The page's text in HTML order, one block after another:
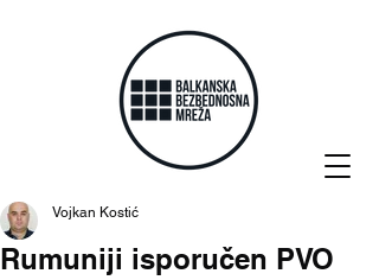
Rumuniji isporučen PVO
Vojkan Kostić